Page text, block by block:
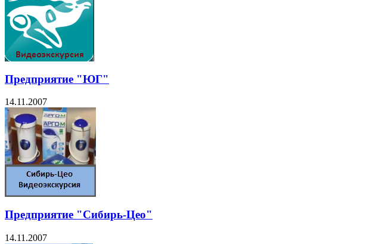
Предприятие "ЮГ"
14.11.2007
Предприятие "Сибирь-Цео"
14.11.2007